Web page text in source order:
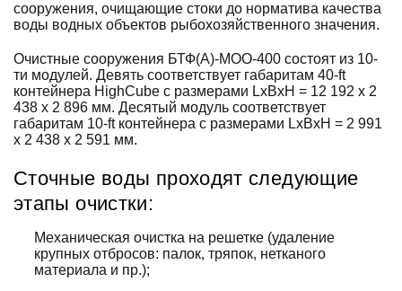
сооружения, очищающие стоки до норматива качества
воды водных объектов рыбохозяйственного значения.
Очистные сооружения БТФ(А)-МОО-400 состоят из 10-
ти модулей. Девять соответствует габаритам 40-ft
контейнера HighCube с размерами LxBxH = 12 192 х 2
438 х 2 896 мм. Десятый модуль соответствует
габаритам 10-ft контейнера с размерами LxBxH = 2 991
х 2 438 х 2 591 мм.
Сточные воды проходят следующие
этапы очистки:
Механическая очистка на решетке (удаление
крупных отбросов: палок, тряпок, нетканого
материала и пр.);